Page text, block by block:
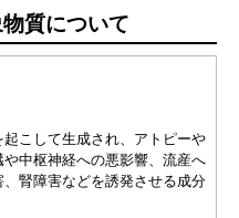
質について
こして生成され、アトピーや
中枢神経への悪影響、流産へ
腎障害などを誘発させる成分